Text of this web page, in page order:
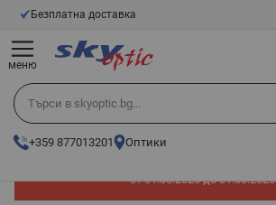
Прескачане към съдържанието
Търси в skyoptic.bg...
+359 877013201 Оптики
меню
от 01.08.2026 до 31.08.2026